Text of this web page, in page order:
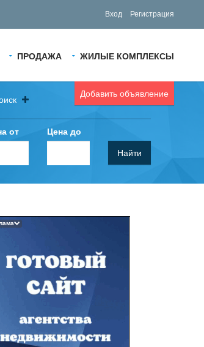
Вход Регистрация
ПРОДАЖА ЖИЛЫЕ КОМПЛЕКСЫ
Добавить объявление
от Цена до
Найти